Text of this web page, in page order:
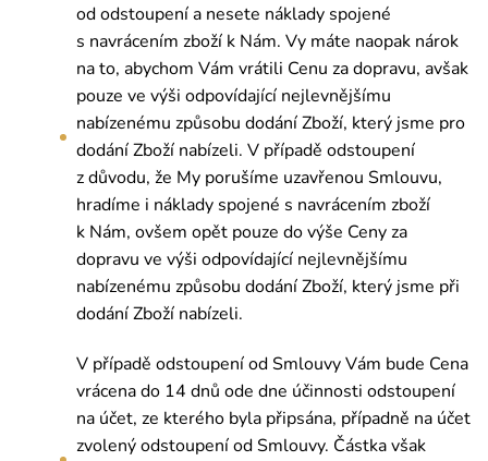
od odstoupení a nesete náklady spojené
s navrácením zboží k Nám. Vy máte naopak nárok
na to, abychom Vám vrátili Cenu za dopravu, avšak
pouze ve výši odpovídající nejlevnějšímu
nabízenému způsobu dodání Zboží, který jsme pro
dodání Zboží nabízeli. V případě odstoupení
z důvodu, že My porušíme uzavřenou Smlouvu,
hradíme i náklady spojené s navrácením zboží
k Nám, ovšem opět pouze do výše Ceny za
dopravu ve výši odpovídající nejlevnějšímu
nabízenému způsobu dodání Zboží, který jsme při
dodání Zboží nabízeli.
V případě odstoupení od Smlouvy Vám bude Cena
vrácena do 14 dnů ode dne účinnosti odstoupení
na účet, ze kterého byla připsána, případně na účet
zvolený odstoupení od Smlouvy. Částka však